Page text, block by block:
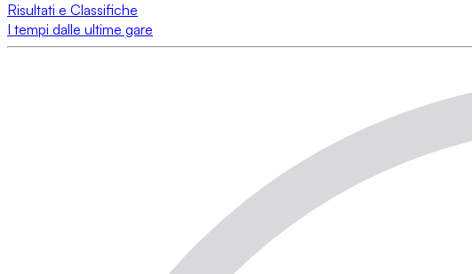
Risultati e Classifiche
I tempi dalle ultime gare